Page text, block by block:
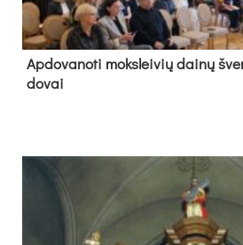
Ap­do­va­no­ti moks­lei­vių dai­nų
do­vai